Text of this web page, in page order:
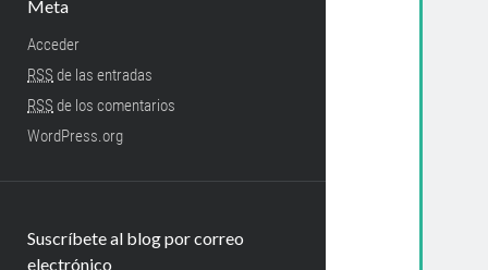
Meta
Acceder
RSS de las entradas
RSS de los comentarios
WordPress.org
Suscríbete al blog por correo
electrónico